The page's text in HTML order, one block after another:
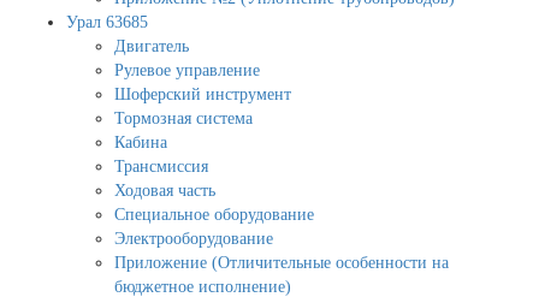
Урал 63685
Двигатель
Рулевое управление
Шоферский инструмент
Тормозная система
Кабина
Трансмиссия
Ходовая часть
Специальное оборудование
Электрооборудование
Приложение (Отличительные особенности на
бюджетное исполнение)